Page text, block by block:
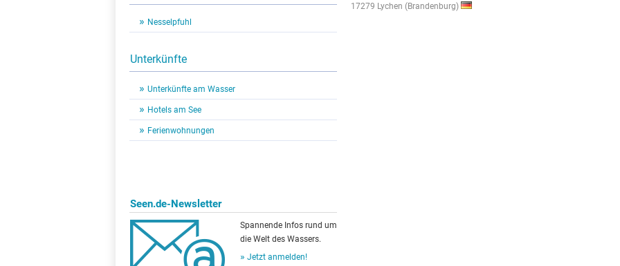
Nesselpfuhl
Unterkünfte
Unterkünfte am Wasser
Hotels am See
Ferienwohnungen
Seen.de-Newsletter
Spannende Infos rund um
die Welt des Wassers.
Jetzt anmelden!
17279 Lychen (Brandenburg)